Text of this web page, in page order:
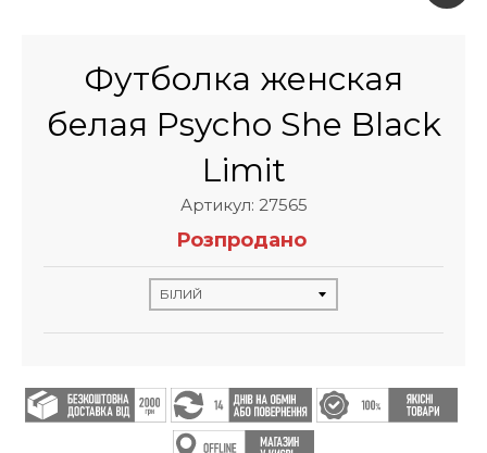
Футболка женская
белая Psycho She Black
Limit
Артикул: 27565
Розпродано